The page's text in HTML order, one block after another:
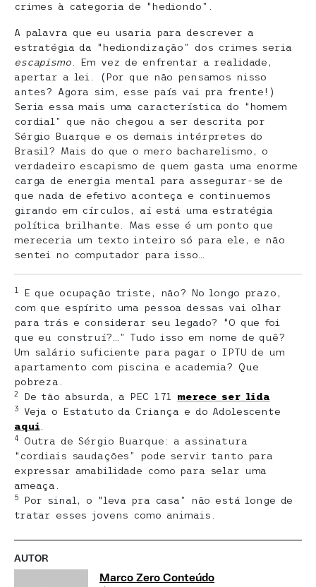
crimes à categoria de “hediondo”.
A palavra que eu usaria para descrever a
estratégia da “hediondização” dos crimes seria
escapismo. Em vez de enfrentar a realidade,
apertar a lei. (Por que não pensamos nisso
antes? Agora sim, esse país vai pra frente!)
Seria essa mais uma característica do “homem
cordial” que não chegou a ser descrita por
Sérgio Buarque e os demais intérpretes do
Brasil? Mais do que o mero bacharelismo, o
verdadeiro escapismo de quem gasta uma enorme
carga de energia mental para assegurar-se de
que nada de efetivo aconteça e continuemos
girando em círculos, aí está uma estratégia
política brilhante. Mas esse é um ponto que
mereceria um texto inteiro só para ele, e não
sentei no computador para isso…
1
E que ocupação triste, não? No longo prazo,
com que espírito uma pessoa dessas vai olhar
para trás e considerar seu legado? “O que foi
que eu construí?…” Tudo isso em nome de quê?
Um salário suficiente para pagar o IPTU de um
apartamento com piscina e academia? Que
pobreza.
2 De tão absurda, a PEC 171 merece ser lida
3
Veja o Estatuto da Criança e do Adolescente
aqui
4
Outra de Sérgio Buarque: a assinatura
“cordiais saudações” pode servir tanto para
expressar amabilidade como para selar uma
ameaça.
5
Por sinal, o “leva pra casa” não está longe de
tratar esses jovens como animais.
AUTOR
Marco Zero Conteúdo